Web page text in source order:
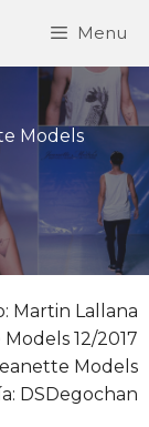
Menu
Models
Martin Lallana
12/2017
Models
DSDegochan